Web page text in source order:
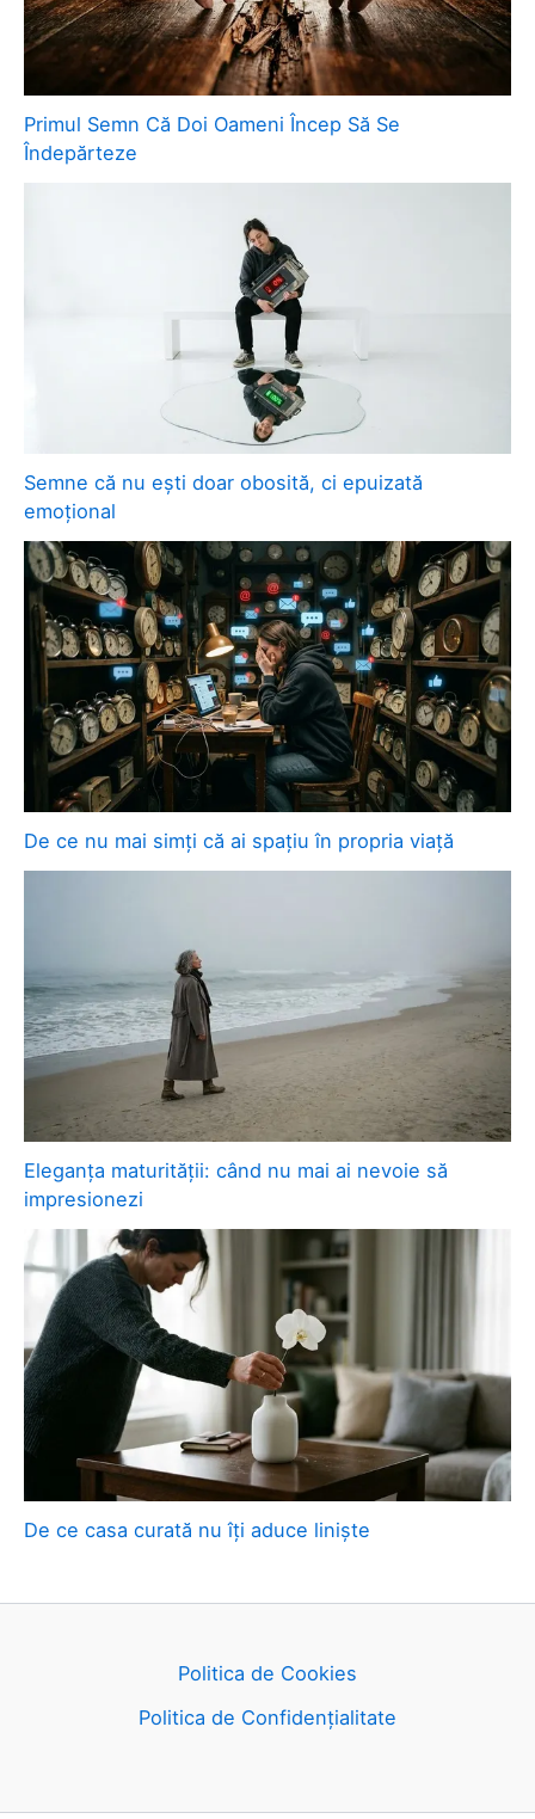
Primul Semn Că Doi Oameni Încep Să Se
Îndepărteze
Semne că nu ești doar obosită, ci epuizată
emoțional
De ce nu mai simți că ai spațiu în propria viață
Eleganța maturității: când nu mai ai nevoie să
impresionezi
De ce casa curată nu îți aduce liniște
Politica de Cookies
Politica de Confidențialitate